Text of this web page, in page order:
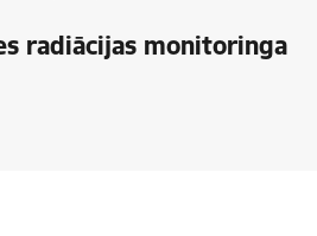
radiācijas monitoringa